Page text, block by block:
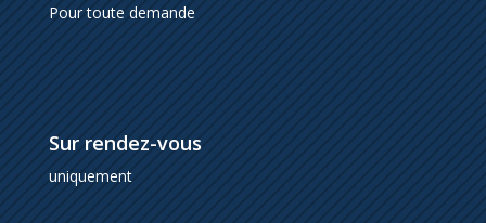
Pour toute demande
Sur rendez-vous
uniquement